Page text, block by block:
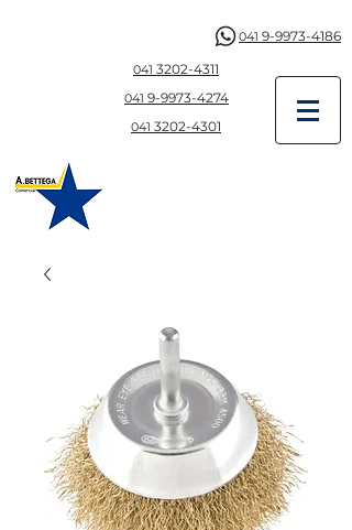
041 9-9973-4186
041 3202-4311
041 9-9973-4274
041 3202-4301